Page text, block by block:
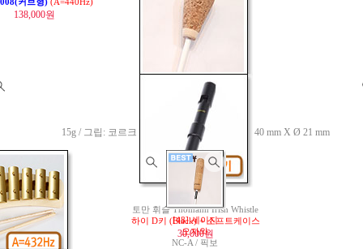
커브형) (A=440Hz)
138,000원
[입고완료]
안드레아 보이 지휘봉
모델 : ABL CM33
15g / 그립: 코르크 + Kotowood / 그립 사이즈 : 40 mm X Ø 21 mm
150,000원
[입고완료]
토만 휘슬 Thomann Irish Whistle
하이 D키 (Black) + 소프트케이스
30,000원
[48] 세이지
오자와
NC-A / 픽보